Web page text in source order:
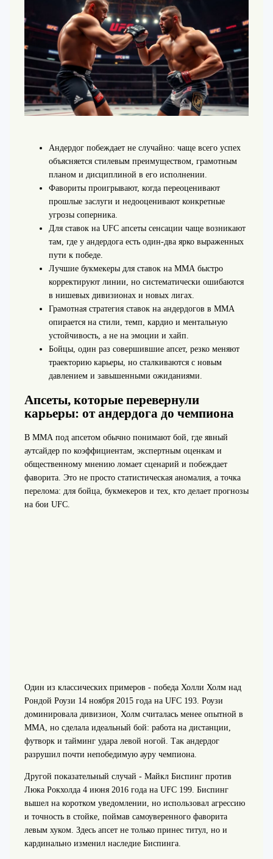
Андердог побеждает не случайно: чаще всего успех
объясняется стилевым преимуществом, грамотным
планом и дисциплиной в его исполнении.
Фавориты проигрывают, когда переоценивают
прошлые заслуги и недооценивают конкретные
угрозы соперника.
Для ставок на UFC апсеты сенсации чаще возникают
там, где у андердога есть один-двa ярко выраженных
пути к победе.
Лучшие букмекеры для ставок на ММА быстро
корректируют линии, но систематически ошибаются
в нишевых дивизионах и новых лигах.
Грамотная стратегия ставок на андердогов в ММА
опирается на стили, темп, кардио и ментальную
устойчивость, а не на эмоции и хайп.
Бойцы, один раз совершившие апсет, резко меняют
траекторию карьеры, но сталкиваются с новым
давлением и завышенными ожиданиями.
Апсеты, которые перевернули
карьеры: от андердога до чемпиона
В ММА под апсетом обычно понимают бой, где явный
аутсайдер по коэффициентам, экспертным оценкам и
общественному мнению ломает сценарий и побеждает
фаворита. Это не просто статистическая аномалия, а точка
перелома: для бойца, букмекеров и тех, кто делает прогнозы
на бои UFC.
Один из классических примеров - победа Холли Холм над
Рондой Роузи 14 ноября 2015 года на UFC 193. Роузи
доминировала дивизион, Холм считалась менее опытной в
ММА, но сделала идеальный бой: работа на дистанции,
футворк и тайминг удара левой ногой. Так андердог
разрушил почти непобедимую ауру чемпиона.
Другой показательный случай - Майкл Биспинг против
Люка Рокхолда 4 июня 2016 года на UFC 199. Биспинг
вышел на коротком уведомлении, но использовал агрессию
и точность в стойке, поймав самоуверенного фаворита
левым хуком. Здесь апсет не только принес титул, но и
кардинально изменил наследие Биспинга.